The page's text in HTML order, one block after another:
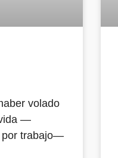
volado
—
por trabajo—